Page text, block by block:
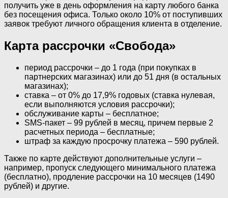
получить уже в день оформления на карту любого банка
без посещения офиса. Только около 10% от поступивших
заявок требуют личного обращения клиента в отделение.
Карта рассрочки «Свобода»
период рассрочки – до 1 года (при покупках в
партнерских магазинах) или до 51 дня (в остальных
магазинах);
ставка – от 0% до 17,9% годовых (ставка нулевая,
если выполняются условия рассрочки);
обслуживание карты – бесплатное;
SMS-пакет – 99 рублей в месяц, причем первые 2
расчетных периода – бесплатные;
штраф за каждую просрочку платежа – 590 рублей.
Также по карте действуют дополнительные услуги –
например, пропуск следующего минимального платежа
(бесплатно), продление рассрочки на 10 месяцев (1490
рублей) и другие.